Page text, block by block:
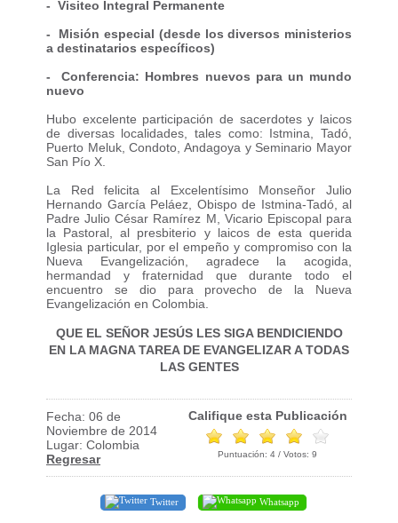
- Visiteo Integral Permanente
- Misión especial (desde los diversos ministerios
a destinatarios específicos)
- Conferencia: Hombres nuevos para un mundo
nuevo
Hubo excelente participación de sacerdotes y laicos
de diversas localidades, tales como: Istmina, Tadó,
Puerto Meluk, Condoto, Andagoya y Seminario Mayor
San Pío X.
La Red felicita al Excelentísimo Monseñor Julio
Hernando García Peláez, Obispo de Istmina-Tadó, al
Padre Julio César Ramírez M, Vicario Episcopal para
la Pastoral, al presbiterio y laicos de esta querida
Iglesia particular, por el empeño y compromiso con la
Nueva Evangelización, agradece la acogida,
hermandad y fraternidad que durante todo el
encuentro se dio para provecho de la Nueva
Evangelización en Colombia.
QUE EL SEÑOR JESÚS LES SIGA BENDICIENDO
EN LA MAGNA TAREA DE EVANGELIZAR A TODAS
LAS GENTES
Fecha: 06 de
Noviembre de 2014
Lugar: Colombia
Regresar
Califique esta Publicación
Puntuación: 4 / Votos: 9
Twitter Whatsapp